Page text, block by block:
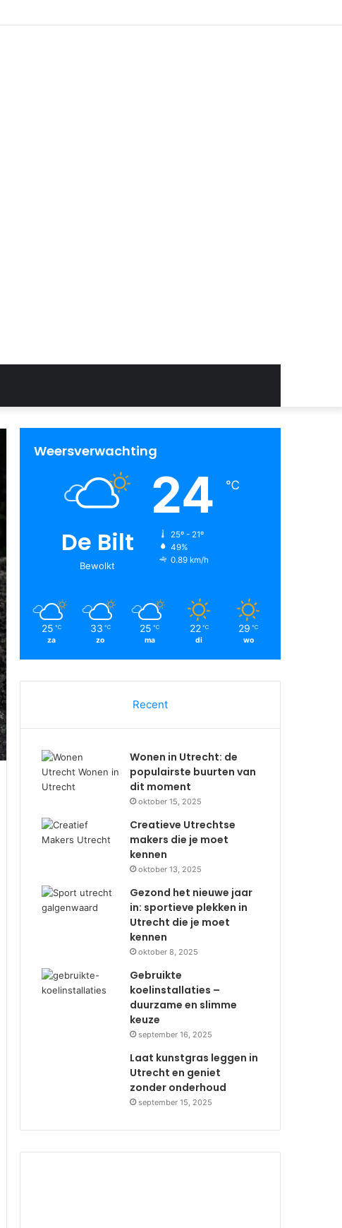
Weersverwachting
De Bilt
Bewolkt
24 ℃
25º - 21º
49%
0.89 km/h
25 ℃
za
33 ℃
zo
25 ℃
ma
22 ℃
di
29 ℃
wo
Recent
Wonen in Utrecht: de
populairste buurten van
dit moment
oktober 15, 2025
Creatieve Utrechtse
makers die je moet
kennen
oktober 13, 2025
Gezond het nieuwe jaar
in: sportieve plekken in
Utrecht die je moet
kennen
oktober 8, 2025
Gebruikte
koelinstallaties –
duurzame en slimme
keuze
september 16, 2025
Laat kunstgras leggen in
Utrecht en geniet
zonder onderhoud
september 15, 2025